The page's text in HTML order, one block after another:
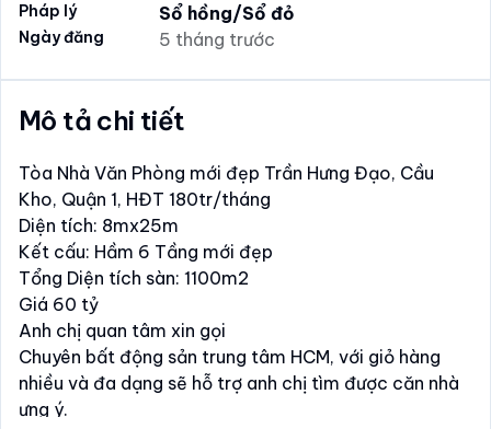
Pháp lý
Sổ hồng/Sổ đỏ
Ngày đăng 5 tháng trước
Mô tả chi tiết
Tòa Nhà Văn Phòng mới đẹp Trần Hưng Đạo, Cầu
Kho, Quận 1, HĐT 180tr/tháng
Diện tích: 8mx25m
Kết cấu: Hầm 6 Tầng mới đẹp
Tổng Diện tích sàn: 1100m2
Giá 60 tỷ
Anh chị quan tâm xin gọi
Chuyên bất động sản trung tâm HCM, với giỏ hàng
nhiều và đa dạng sẽ hỗ trợ anh chị tìm được căn nhà
ưng ý.